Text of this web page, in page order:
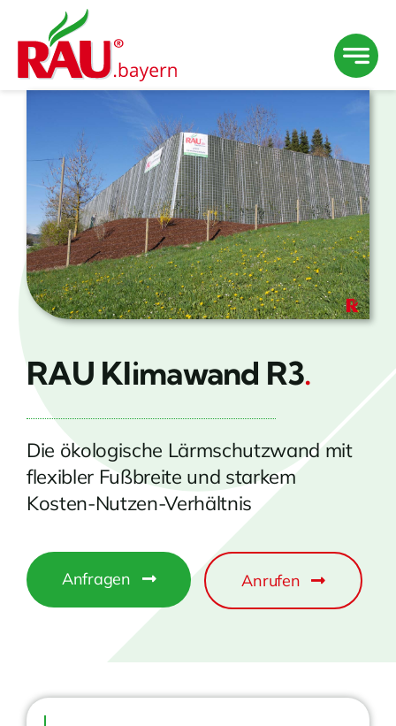
springen
RAU Klimawand R3.
Die ökologische Lärmschutzwand mit
flexibler Fußbreite und starkem
Kosten-Nutzen-Verhältnis
Anfragen Anrufen